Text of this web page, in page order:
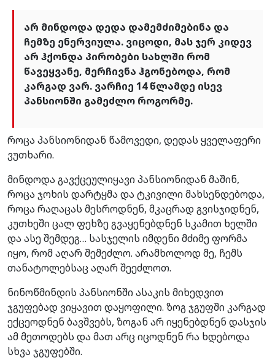
არ მინდოდა დედა დამემძიმებინა და
ჩემზე ენერვიულა. ვიცოდი, მას ჯერ კიდევ
არ ჰქონდა პირობები სახლში რომ
წავეყვანე, მერჩივნა ჰგონებოდა, რომ
კარგად ვარ. ვარჩიე 14 წლამდე ისევ
პანსიონში გამეძლო როგორმე.
როცა პანსიონიდან წამოვედი, დედას ყველაფერი
ვუთხარი.
მინდოდა გავქცეულიყავი პანსიონიდან მაშინ,
როცა ჯოხის დარტყმა და ტკივილი მახსენდებოდა,
როცა რაღაცას მესროდნენ, მკაცრად გვისჯიდნენ,
კუთხეში ცალ ფეხზე გვაყენებდნენ სკამით ხელში
და ასე შემდეგ… სასჯელის იმდენი მძიმე ფორმა
იყო, რომ აღარ შემეძლო. არამხოლოდ მე, ჩემს
თანატოლებსაც აღარ შეეძლოთ.
ნინოწმინდის პანსიონში ასაკის მიხედვით
ჯგუფებად ვიყავით დაყოფილი. ზოგ ჯგუფში კარგად
ექცეოდნენ ბავშვებს, ზოგან არ იყენებდნენ დასჯის
ამ მეთოდებს და მათ არც იცოდნენ რა ხდებოდა
სხვა ჯგუფებში.